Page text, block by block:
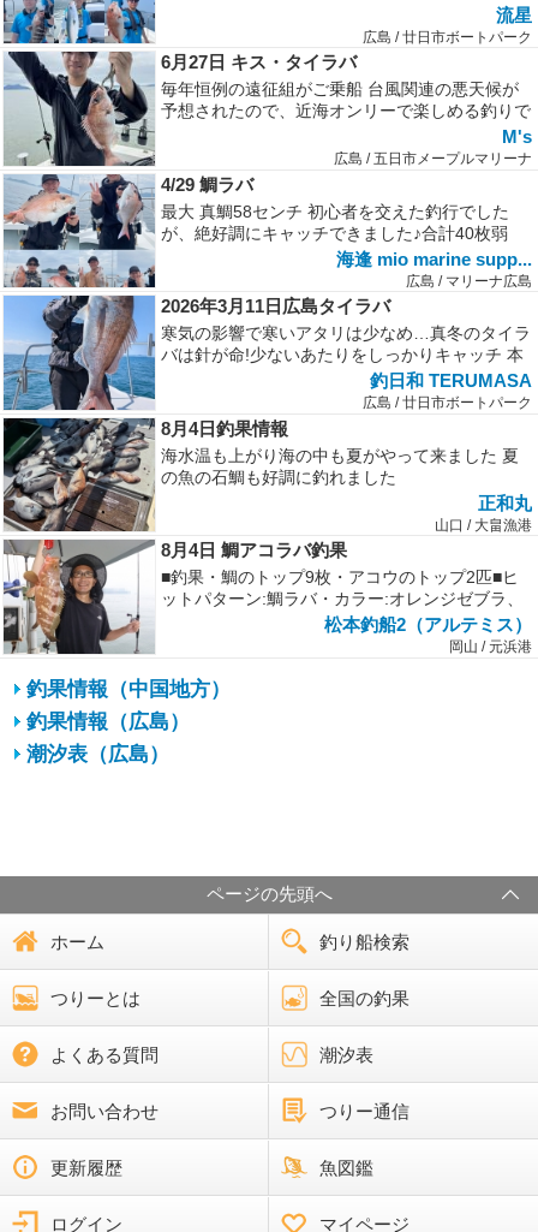
流星
広島 / 廿日市ボートパーク
6月27日 キス・タイラバ
毎年恒例の遠征組がご乗船 台風関連の悪天候が
予想されたので、近海オンリーで楽しめる釣りで
M's
広島 / 五日市メープルマリーナ
4/29 鯛ラバ
最大 真鯛58センチ 初心者を交えた釣行でした
が、絶好調にキャッチできました♪合計40枚弱
海逢 mio marine supp...
広島 / マリーナ広島
2026年3月11日広島タイラバ
寒気の影響で寒いアタリは少なめ…真冬のタイラ
バは針が命!少ないあたりをしっかりキャッチ 本
日は釣れてくる真鯛は全て50オ...釣日和 TERUMASA
広島 / 廿日市ボートパーク
8月4日釣果情報
海水温も上がり海の中も夏がやって来ました 夏
の魚の石鯛も好調に釣れました
正和丸
山口 / 大畠漁港
8月4日 鯛アコラバ釣果
■釣果・鯛のトップ9枚・アコウのトップ2匹■ヒ
ットパターン:鯛ラバ・カラー:オレンジゼブラ、
ピンク・形:マジカーリー、マ...松本釣船2（アルテミス）
岡山 / 元浜港
釣果情報（中国地方）
釣果情報（広島）
潮汐表（広島）
ページの先頭へ
ホーム 釣り船検索
つりーとは 全国の釣果
よくある質問 潮汐表
お問い合わせ つりー通信
更新履歴 魚図鑑
ログイン マイページ